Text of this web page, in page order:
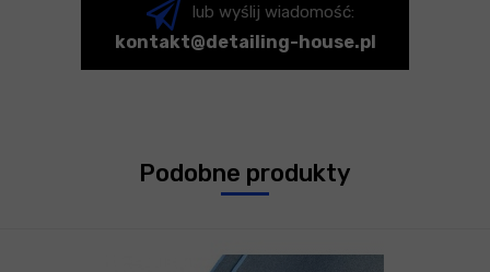
lub wyślij wiadomość:
kontakt@detailing-house.pl
Podobne produkty